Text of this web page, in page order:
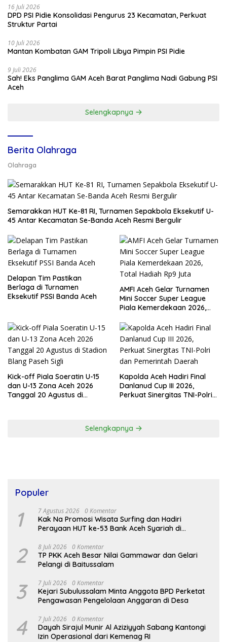
16 Juli 2026
DPD PSI Pidie Konsolidasi Pengurus 23 Kecamatan, Perkuat
Struktur Partai
10 Juli 2026
Mantan Kombatan GAM Tripoli Libya Pimpin PSI Pidie
9 Juli 2026
Sah! Eks Panglima GAM Aceh Barat Panglima Nadi Gabung PSI
Aceh
Selengkapnya
Berita Olahraga
Olahraga
Semarakkan HUT Ke-81 RI, Turnamen Sepakbola Eksekutif U-
45 Antar Kecamatan Se-Banda Aceh Resmi Bergulir
Delapan Tim Pastikan
Berlaga di Turnamen
Eksekutif PSSI Banda Aceh
AMFI Aceh Gelar Turnamen
Mini Soccer Super League
Piala Kemerdekaan 2026,
Kick-off Piala Soeratin U-15
dan U-13 Zona Aceh 2026
Tanggal 20 Agustus di
Kapolda Aceh Hadiri Final
Danlanud Cup III 2026,
Perkuat Sinergitas TNI-Polri
Selengkapnya
Populer
1 7 Agustus 2026 0 Komentar
Kak Na Promosi Wisata Surfing dan Hadiri
Perayaan HUT ke-53 Bank Aceh Syariah di
2 8 Juli 2026 0 Komentar
TP PKK Aceh Besar Nilai Gammawar dan Gelari
Pelangi di Baitussalam
3 7 Juli 2026 0 Komentar
Kejari Subulussalam Minta Anggota BPD Perketat
Pengawasan Pengelolaan Anggaran di Desa
4 7 Juli 2026 0 Komentar
Dayah Sirajul Munir Al Aziziyyah Sabang Kantongi
Izin Operasional dari Kemenag RI